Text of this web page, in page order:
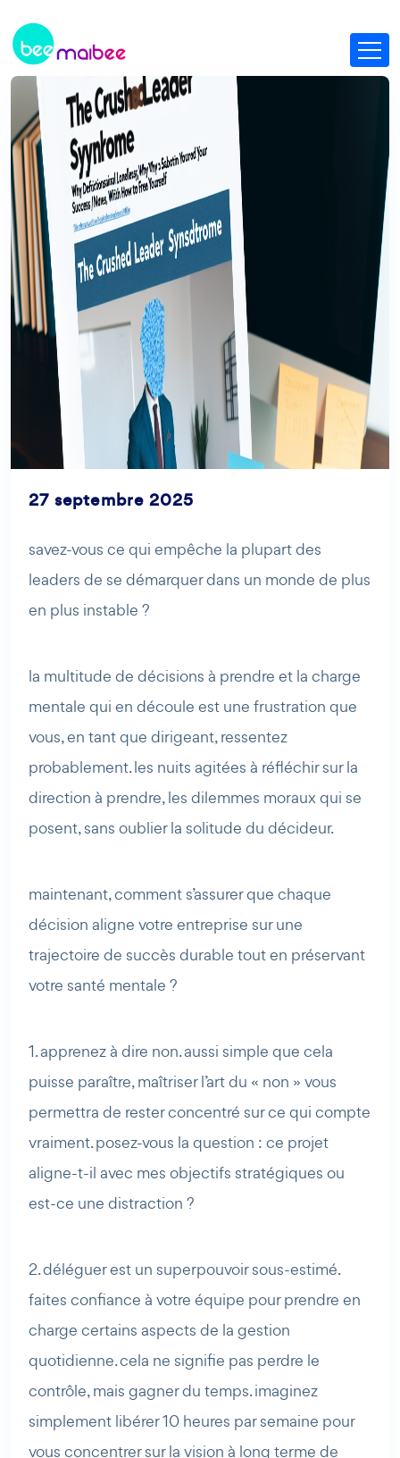
27 septembre 2025
savez-vous ce qui empêche la plupart des
leaders de se démarquer dans un monde de plus
en plus instable ?
la multitude de décisions à prendre et la charge
mentale qui en découle est une frustration que
vous, en tant que dirigeant, ressentez
probablement. les nuits agitées à réfléchir sur la
direction à prendre, les dilemmes moraux qui se
posent, sans oublier la solitude du décideur.
maintenant, comment s’assurer que chaque
décision aligne votre entreprise sur une
trajectoire de succès durable tout en préservant
votre santé mentale ?
1. apprenez à dire non. aussi simple que cela
puisse paraître, maîtriser l’art du « non » vous
permettra de rester concentré sur ce qui compte
vraiment. posez-vous la question : ce projet
aligne-t-il avec mes objectifs stratégiques ou
est-ce une distraction ?
2. déléguer est un superpouvoir sous-estimé.
faites confiance à votre équipe pour prendre en
charge certains aspects de la gestion
quotidienne. cela ne signifie pas perdre le
contrôle, mais gagner du temps. imaginez
simplement libérer 10 heures par semaine pour
vous concentrer sur la vision à long terme de
Bonjour ! Comment puis-je vous aider aujourd'hui ? Voulez-
prendre rendez-vous avec nous ?